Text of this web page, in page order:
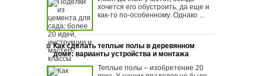
хочется его обустроить, да еще и
как-то по-особенному. Однако ...
Как сделать теплые полы в деревянном
доме: варианты устройства и монтажа
Теплые полы – изобретение 20